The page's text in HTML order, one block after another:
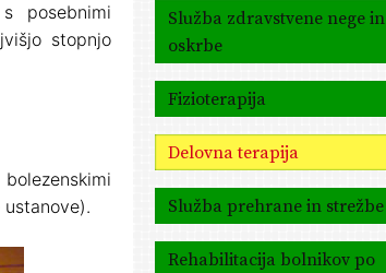
posebnimi
stopnjo
Služba zdravstvene nege in
oskrbe
Fizioterapija
Delovna terapija
Služba prehrane in strežbe
Rehabilitacija bolnikov po